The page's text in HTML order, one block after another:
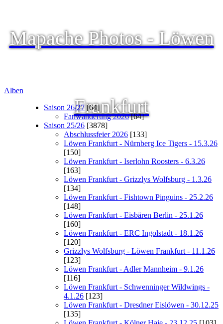
Mapache Photos - Löwen
Frankfurt
Alben
Saison 26/27[64]
Fanwanderung 2026[64]
Saison 25/26 [3878]
Abschlussfeier 2026 [133]
Löwen Frankfurt - Nürnberg Ice Tigers - 15.3.26
[150]
Löwen Frankfurt - Iserlohn Roosters - 6.3.26
[163]
Löwen Frankfurt - Grizzlys Wolfsburg - 1.3.26
[134]
Löwen Frankfurt - Fishtown Pinguins - 25.2.26
[148]
Löwen Frankfurt - Eisbären Berlin - 25.1.26
[160]
Löwen Frankfurt - ERC Ingolstadt - 18.1.26
[120]
Grizzlys Wolfsburg - Löwen Frankfurt - 11.1.26
[123]
Löwen Frankfurt - Adler Mannheim - 9.1.26
[116]
Löwen Frankfurt - Schwenninger Wildwings -
4.1.26 [123]
Löwen Frankfurt - Dresdner Eislöwen - 30.12.25
[135]